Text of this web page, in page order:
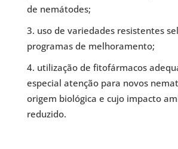
de nemátodes;
uso de variedades resistentes
programas de melhoramento;
utilização de fitofármacos
especial atenção para novos
origem biológica e cujo impacto
reduzido.